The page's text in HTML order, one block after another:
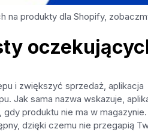
na produkty dla Shopify,
i zwiększyć sprzedaż, aplikacja
Jak sama nazwa wskazuje,
produktu nie ma w magazynie.
dzięki czemu nie przegapią